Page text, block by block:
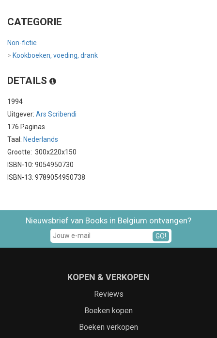
CATEGORIE
Non-fictie
> Kookboeken, voeding, drank
DETAILS
1994
Uitgever: Ars Scribendi
176 Paginas
Taal: Nederlands
Grootte: 300x220x150
ISBN-10: 9054950730
ISBN-13: 9789054950738
Nieuwsbrief van Books in Belgium ontvangen?
GO!
KOPEN & VERKOPEN
Reviews
Boeken kopen
Boeken verkopen